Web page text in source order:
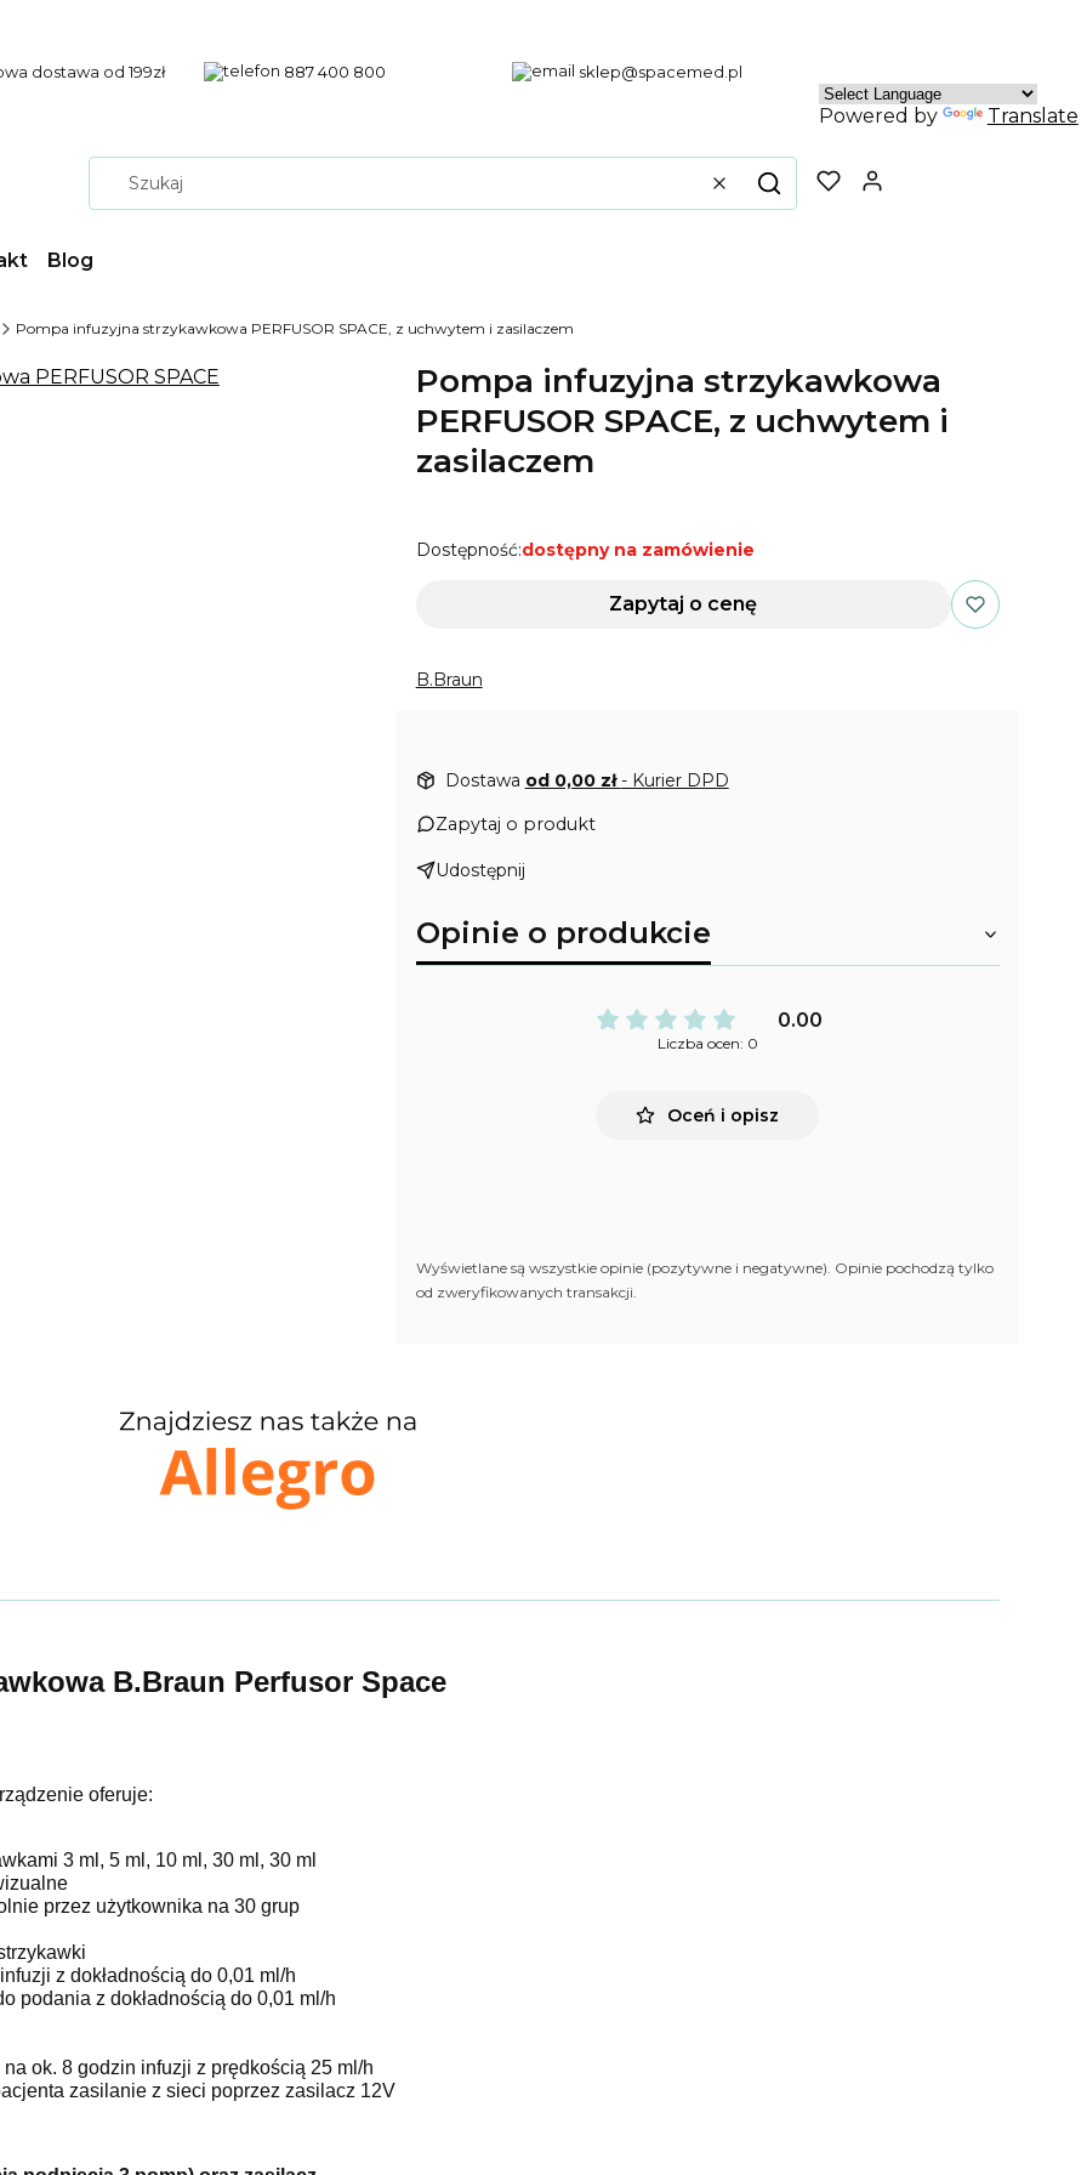
dostawa od 199zł 887 400 800 sklep@spacemed.pl
Powered by Translate
WyczyśćSzukaj
Blog
Pompa infuzyjna strzykawkowa PERFUSOR SPACE, z uchwytem i zasilaczem
Pompa infuzyjna strzykawkowa
PERFUSOR SPACE, z uchwytem i
zasilaczem
Dostępność:dostępny na zamówienie
Zapytaj o cenę
B.Braun
Dostawa od 0,00 zł- Kurier DPD
Zapytaj o produkt
Udostępnij
Opinie o produkcie
0.00
Liczba ocen: 0
Oceń i opisz
Wyświetlane są wszystkie opinie (pozytywne i negatywne). Opinie pochodzą tylko
od zweryfikowanych transakcji.
B.Braun Perfusor Space
oferuje:
3 ml, 5 ml, 10 ml, 30 ml, 30 ml
przez użytkownika na 30 grup
z dokładnością do 0,01 ml/h
podania z dokładnością do 0,01 ml/h
ok. 8 godzin infuzji z prędkością 25 ml/h
zasilanie z sieci poprzez zasilacz 12V